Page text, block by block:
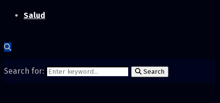
Salud
Search for: Search